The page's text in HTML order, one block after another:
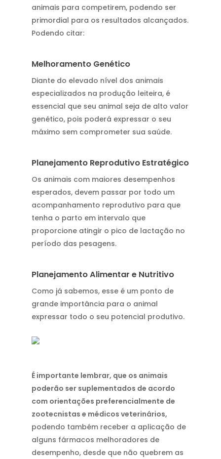
animais para competirem, podendo ser
primordial para os resultados alcançados.
Podendo citar:
Melhoramento Genético
Diante do elevado nível dos animais
especializados na produção leiteira, é
essencial que seu animal seja de alto valor
genético, pois poderá expressar o seu
máximo sem comprometer sua saúde.
Planejamento Reprodutivo Estratégico
Os animais com maiores desempenhos
esperados, devem passar por todo um
acompanhamento reprodutivo para que
tenha o parto em intervalo que
proporcione atingir o pico de lactação no
período das pesagens.
Planejamento Alimentar e Nutritivo
Como já sabemos, esse é um ponto de
grande importância para o animal
expressar todo o seu potencial produtivo.
É importante lembrar, que os animais
poderão ser suplementados de acordo
com orientações preferencialmente de
zootecnistas e médicos veterinários,
podendo também receber a aplicação de
alguns fármacos melhoradores de
desempenho, desde que não quebrem as